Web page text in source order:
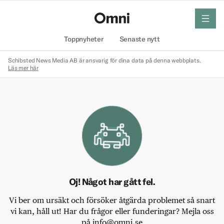
Toppnyheter Senaste nytt
meny
Schibsted News Media AB är ansvarig för dina data på denna webbplats.
Läs mer här
Oj! Något har gått fel.
Vi ber om ursäkt och försöker åtgärda problemet så snart
vi kan, håll ut! Har du frågor eller funderingar? Mejla oss